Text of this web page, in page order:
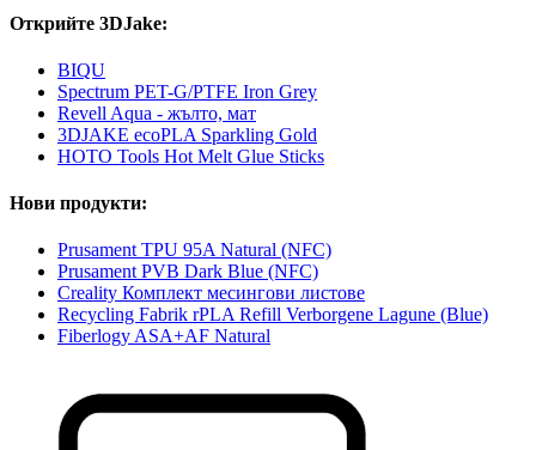
Открийте 3DJake:
BIQU
Spectrum PET-G/PTFE Iron Grey
Revell Aqua - жълто, мат
3DJAKE ecoPLA Sparkling Gold
HOTO Tools Hot Melt Glue Sticks
Нови продукти:
Prusament TPU 95A Natural (NFC)
Prusament PVB Dark Blue (NFC)
Creality Комплект месингови листове
Recycling Fabrik rPLA Refill Verborgene Lagune (Blue)
Fiberlogy ASA+AF Natural